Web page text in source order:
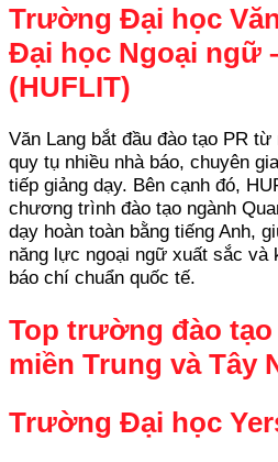
Trường Đại học
Đại học Ngoại ngữ
(HUFLIT)
Văn Lang bắt đầu đào tạo PR
quy tụ nhiều nhà báo, chuyên
tiếp giảng dạy. Bên cạnh đó,
chương trình đào tạo ngành
dạy hoàn toàn bằng tiếng Anh,
năng lực ngoại ngữ xuất sắc và
báo chí chuẩn quốc tế.
Top trường đào tạo
miền Trung và Tây
Trường Đại học